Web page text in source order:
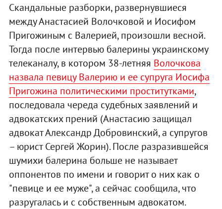
Скандальные разборки, развернувшиеся
между Анастасией Волочковой и Иосифом
Пригожиным с Валерией, произошли весной.
Тогда после интервью балерины украинскому
телеканалу, в котором 38-летняя Волочкова
назвала певицу Валерию и ее супруга Иосифа
Пригожина политическими проститутками,
последовала череда судебных заявлений и
адвокатских прений (Анастасию защищал
адвокат Александр Добровинский, а супругов
– юрист Сергей Жорин). После разразившейся
шумихи балерина больше не называет
оппонентов по имени и говорит о них как о
"певице и ее муже", а сейчас сообщила, что
разругалась и с собственным адвокатом.